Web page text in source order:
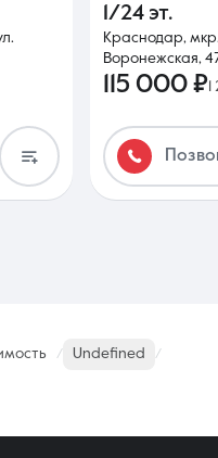
1/24 эт.
Краснодар,
Воронежская,
115 000 ₽
Undefined